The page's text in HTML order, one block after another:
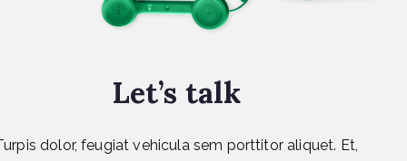
Let’s talk
Turpis dolor, feugiat vehicula sem porttitor aliquet. Et,